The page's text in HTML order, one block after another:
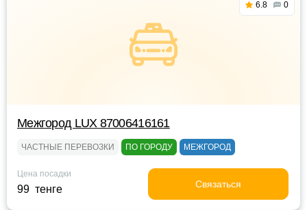
6.8 0
Межгород LUX 87006416161
ЧАСТНЫЕ ПЕРЕВОЗКИ ПО ГОРОДУ МЕЖГОРОД
Цена посадки
99 тенге Связаться